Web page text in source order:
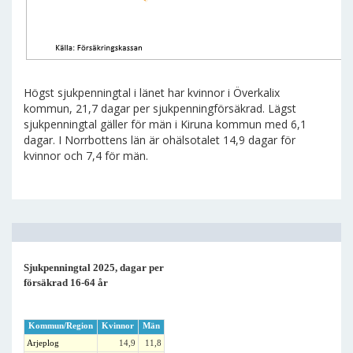
Högst sjukpenningtal i länet har kvinnor i Överkalix
kommun, 21,7 dagar per sjukpenningförsäkrad. Lägst
sjukpenningtal gäller för män i Kiruna kommun med 6,1
dagar. I Norrbottens län är ohälsotalet 14,9 dagar för
kvinnor och 7,4 för män.
Sjukpenningtal 2025, dagar per
försäkrad 16-64 år
Kommun/Region Kvinnor
Män
Arjeplog
14,9
11,8